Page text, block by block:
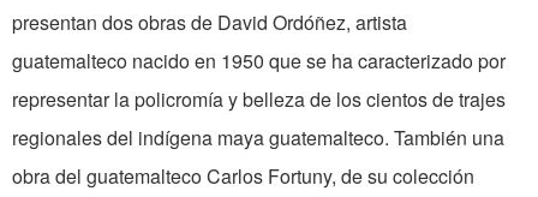
presentan dos obras de David Ordóñez, artista
guatemalteco nacido en 1950 que se ha caracterizado por
representar la poli­cromía y belleza de los cientos de trajes
regionales del indígena maya guatemalteco. También una
obra del guatemalteco Carlos Fortuny, de su colección